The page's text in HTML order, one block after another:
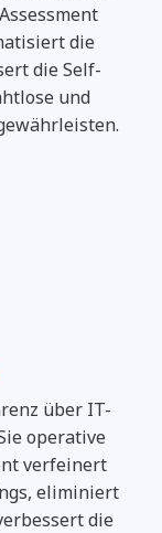
die
die Self-
und
über IT-
operative
verfeinert
eliminiert
die